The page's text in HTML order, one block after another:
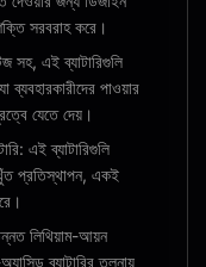
সরবরাহ করে।
সহ, এই ব্যাটারিগুলি
ব্যবহারকারীদের পাওয়ার
যেতে দেয়।
এই ব্যাটারিগুলি
প্রতিস্থাপন, একই
লিথিয়াম-আয়ন
ব্যাটারির তুলনায়